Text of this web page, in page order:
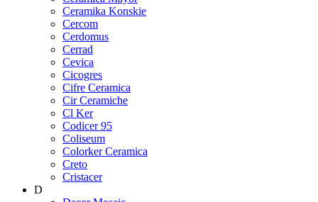
Ceramika Konskie
Cercom
Cerdomus
Cerrad
Cevica
Cicogres
Cifre Ceramica
Cir Ceramiche
Cl Ker
Codicer 95
Coliseum
Colorker Ceramica
Creto
Cristacer
D